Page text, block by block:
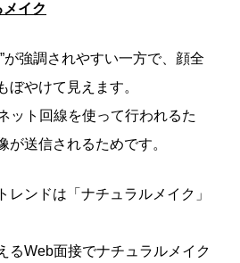
メイク
が強調されやすい一方で、顔全
ぼやけて見えます。
ット回線を使って行われるた
が送信されるためです。
レンドは「ナチュラルメイク」
るWeb面接でナチュラルメイク